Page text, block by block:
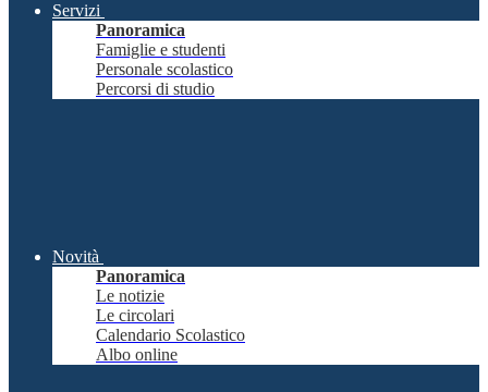
Servizi
Panoramica
Famiglie e studenti
Personale scolastico
Percorsi di studio
Novità
Panoramica
Le notizie
Le circolari
Calendario Scolastico
Albo online